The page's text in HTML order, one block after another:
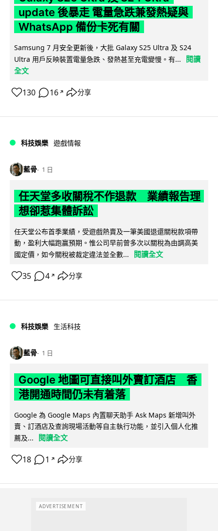
update 後暴走 電量急跌兼發熱疑與
WhatsApp 備份卡死有關
Samsung 7 月安全更新後，大批 Galaxy S25 Ultra 及 S24
Ultra 用戶反映裝置電量急跌、發熱甚至充電變慢。有...
閱讀
全文
130 16 ↗ 分享
科技娛樂 遊戲情報
藍骨 1 日
任天堂多收關稅不作退款 業績報告理
想卻惹集體訴訟
任天堂公布首季業績，受遊戲熱賣及一筆美國退還關稅款項帶
動，盈利大幅跑贏預期。惟公司早前曾多次以關稅為由調高美
國定價，如今關稅被裁定違法並全數...
閱讀全文
35 4 ↗ 分享
科技娛樂 生活科技
藍骨 1 日
Google 地圖可直接叫外賣訂酒店 香
港開通時間仍未有着落
Google 為 Google Maps 內置聊天助手 Ask Maps 新增叫外
賣、訂酒店及查詢現場活動等自主執行功能，並引入個人化推
薦及...
閱讀全文
18 1 ↗ 分享
ADVERTISEMENT